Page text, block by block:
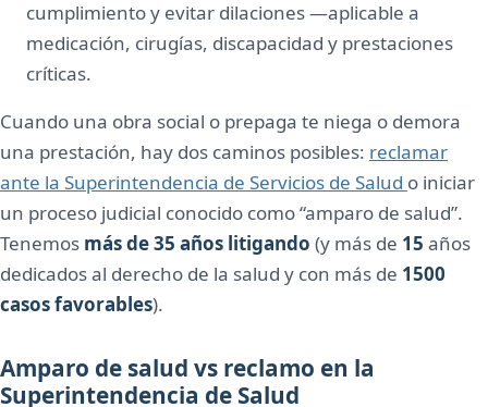
cumplimiento y evitar dilaciones —aplicable a
medicación, cirugías, discapacidad y prestaciones
críticas.
Cuando una obra social o prepaga te niega o demora
una prestación, hay dos caminos posibles: reclamar
ante la Superintendencia de Servicios de Salud o iniciar
un proceso judicial conocido como “amparo de salud”.
Tenemos más de 35 años litigando (y más de 15 años
dedicados al derecho de la salud y con más de 1500
casos favorables).
Amparo de salud vs reclamo en la
Superintendencia de Salud